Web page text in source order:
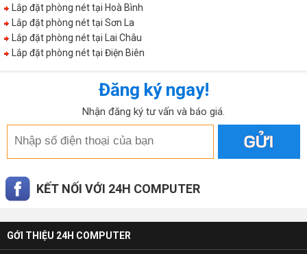
Lắp đặt phòng nét tại Hoà Bình
Lắp đặt phòng nét tại Sơn La
Lắp đặt phòng nét tại Lai Châu
Lắp đặt phòng nét tại Điện Biên
Đăng ký ngay!
Nhận đăng ký tư vấn và báo giá.
KẾT NỐI VỚI 24H COMPUTER
GỚI THIỆU 24H COMPUTER